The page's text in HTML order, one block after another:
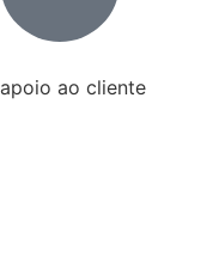
apoio ao cliente